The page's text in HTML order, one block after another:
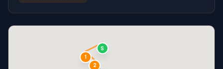
S
1
2